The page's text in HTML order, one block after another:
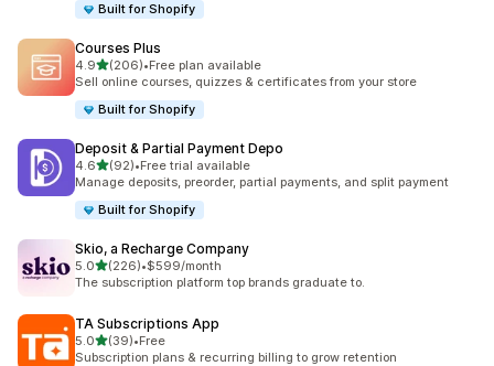
Built for Shopify
Courses Plus
4.9เต็ม 5 ดาว
(206)
ทั้งหมด 206 รีวิว
•Free plan available
Sell online courses, quizzes & certificates from your store
Built for Shopify
Deposit & Partial Payment Depo
4.6เต็ม 5 ดาว
(92)
ทั้งหมด 92 รีวิว
•Free trial available
Manage deposits, preorder, partial payments, and split payment
Built for Shopify
Skio, a Recharge Company
5.0เต็ม 5 ดาว
(226)
ทั้งหมด 226 รีวิว
•$599/month
The subscription platform top brands graduate to.
TA Subscriptions App
5.0เต็ม 5 ดาว
(39)
ทั้งหมด 39 รีวิว
•Free
Subscription plans & recurring billing to grow retention